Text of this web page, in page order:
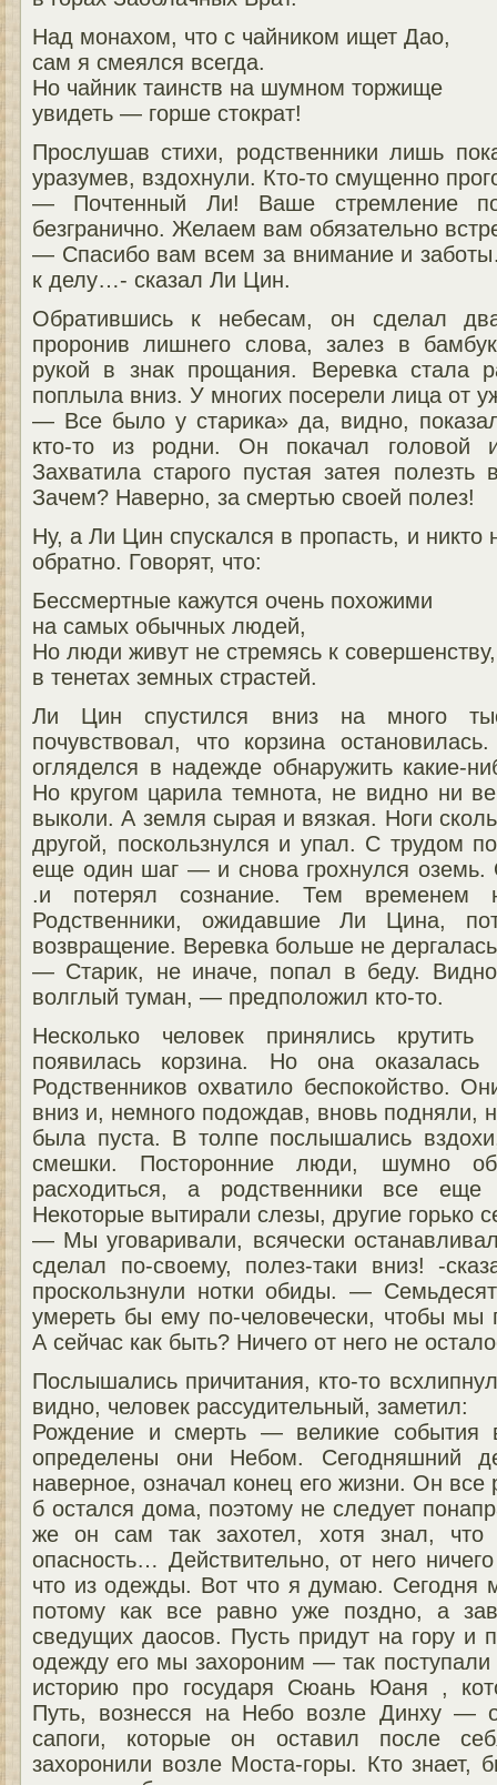
Над монахом, что с чайником ищет Дао,
сам я смеялся всегда.
Но чайник таинств на шумном торжище
увидеть — горше стократ!
Прослушав стихи, родственники лишь
уразумев, вздохнули. Кто-то смущенно
— Почтенный Ли! Ваше стремление
безгранично. Желаем вам обязательно
— Спасибо вам всем за внимание и
к делу…- сказал Ли Цин.
Обратившись к небесам, он сделал
проронив лишнего слова, залез в
рукой в знак прощания. Веревка стала
поплыла вниз. У многих посерели лица от
— Все было у старика» да, видно,
кто-то из родни. Он покачал головой
Захватила старого пустая затея полезть
Зачем? Наверно, за смертью своей полез!
Ну, а Ли Цин спускался в пропасть, и никто
обратно. Говорят, что:
Бессмертные кажутся очень похожими
на самых обычных людей,
Но люди живут не стремясь к совершенству,
в тенетах земных страстей.
Ли Цин спустился вниз на много
почувствовал, что корзина
огляделся в надежде обнаружить какие-
Но кругом царила темнота, не видно ни
выколи. А земля сырая и вязкая. Ноги
другой, поскользнулся и упал. С трудом
еще один шаг — и снова грохнулся
.и потерял сознание. Тем временем
Родственники, ожидавшие Ли Цина,
возвращение. Веревка больше не
— Старик, не иначе, попал в беду.
волглый туман, — предположил кто-то.
Несколько человек принялись
появилась корзина. Но она
Родственников охватило беспокойство.
вниз и, немного подождав, вновь подняли,
была пуста. В толпе послышались
смешки. Посторонние люди, шумно
расходиться, а родственники все
Некоторые вытирали слезы, другие горько
— Мы уговаривали, всячески
сделал по-своему, полез-таки вниз! -
проскользнули нотки обиды. —
умереть бы ему по-человечески, чтобы мы
А сейчас как быть? Ничего от него не
Послышались причитания, кто-то
видно, человек рассудительный, заметил:
Рождение и смерть — великие события
определены они Небом. Сегодняшний
наверное, означал конец его жизни. Он
б остался дома, поэтому не следует
же он сам так захотел, хотя знал, что
опасность… Действительно, от него
что из одежды. Вот что я думаю. Сегодня
потому как все равно уже поздно, а
сведущих даосов. Пусть придут на гору и
одежду его мы захороним — так
историю про государя Сюань Юаня ,
Путь, вознесся на Небо возле Динху —
сапоги, которые он оставил после
захоронили возле Моста-горы. Кто